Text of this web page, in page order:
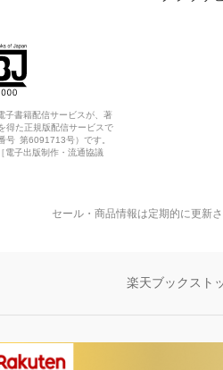
子書籍配信サービスが、著
得た正規版配信サービスで
号 第6091713号）です。
電子出版制作・流通協議
セール・商品情報は定期的に更新
楽天ブックスト